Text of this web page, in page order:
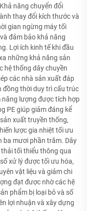
năng chuyển đổi
thay đổi kích thước và
gian ngừng máy tối
đảm bảo khả năng
Lợi ích kinh tế khi đầu
những khả năng sản
hệ thống dây chuyền
các nhà sản xuất đáp
đồng thời duy trì cấu trúc
năng lượng được tích hợp
PE giúp giảm đáng kể
xuất truyền thống,
lược gia nhiệt tối ưu
ba mươi phần trăm. Dây
tối thiểu thông qua
xử lý được tối ưu hóa,
vật liệu và giảm chi
đạt được nhờ các hệ
phẩm bị loại bỏ và số
lợi nhuận và xây dựng